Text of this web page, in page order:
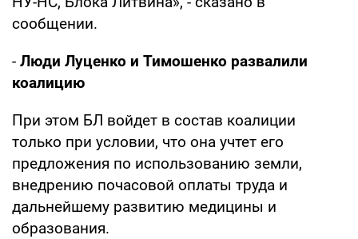
сообщении.
- Люди Луценко и Тимошенко развалили
коалицию
При этом БЛ войдет в состав коалиции
только при условии, что она учтет его
предложения по использованию земли,
внедрению почасовой оплаты труда и
дальнейшему развитию медицины и
образования.